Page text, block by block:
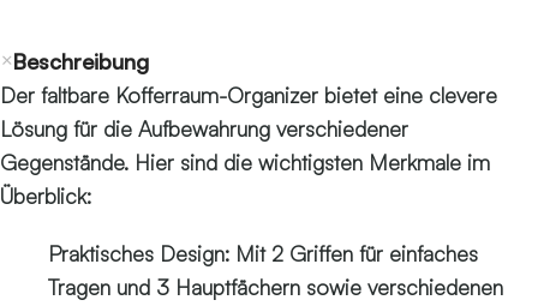
Beschreibung
Der faltbare Kofferraum-Organizer bietet eine clevere
Lösung für die Aufbewahrung verschiedener
Gegenstände. Hier sind die wichtigsten Merkmale im
Überblick:
Praktisches Design: Mit 2 Griffen für einfaches
Tragen und 3 Hauptfächern sowie verschiedenen